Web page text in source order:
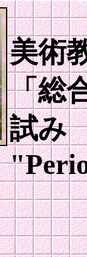
美術
「総
試み